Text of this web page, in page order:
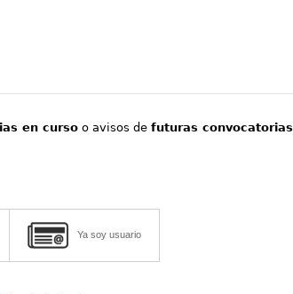
en curso o avisos defuturas convocatorias
Ya soy usuario